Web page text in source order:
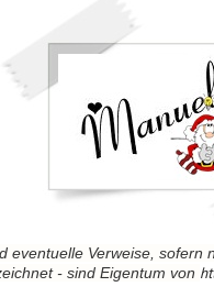
eventuelle Verweise, sofern
- sind Eigentum von